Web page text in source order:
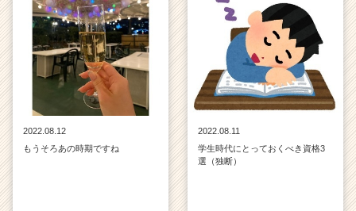
2022.08.12
もうそろあの時期ですね
2022.08.11
学生時代にとっておくべき資格3
選（独断）